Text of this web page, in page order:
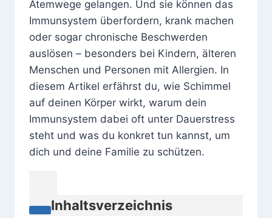
Atemwege gelangen. Und sie können das
Immunsystem überfordern, krank machen
oder sogar chronische Beschwerden
auslösen – besonders bei Kindern, älteren
Menschen und Personen mit Allergien. In
diesem Artikel erfährst du, wie Schimmel
auf deinen Körper wirkt, warum dein
Immunsystem dabei oft unter Dauerstress
steht und was du konkret tun kannst, um
dich und deine Familie zu schützen.
Inhaltsverzeichnis